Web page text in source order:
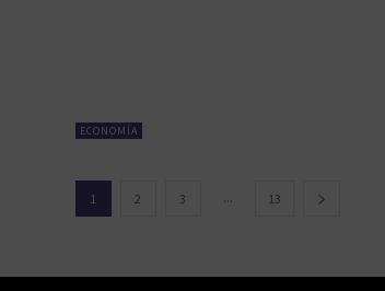
ECONOMÍA
1 2 3 ... 13